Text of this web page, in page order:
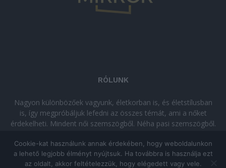
RÓLUNK
Nagyon különbözőek vagyunk, életkorban is, és életstílusban
is, így megpróbáljuk lefedni az összes témát, ami a nőket
érdekelheti. Mindent női szemszögből. Néha pasi szemszögből.
kikapcsolódásra vágysz!
Cookie-kat használunk annak érdekében, hogy weboldalunkon
a lehető legjobb élményt nyújtsuk. Ha továbbra is használja ezt
az oldalt, akkor feltételezzük, hogy elégedett vagy vele.